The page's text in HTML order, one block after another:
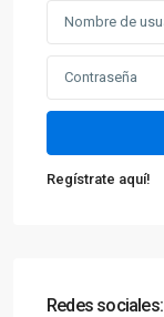
Regístrate aquí!
Redes sociales: